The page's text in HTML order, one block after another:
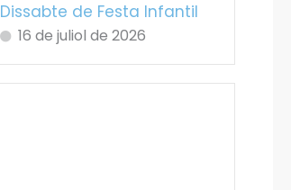
Dissabte de Festa Infantil
16 de juliol de 2026